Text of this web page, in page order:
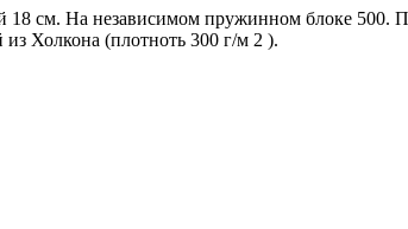
18 см. На независимом пружинном блоке
Холкона (плотноть 300 г/м 2 ).